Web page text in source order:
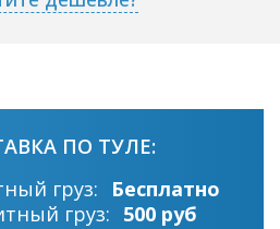
ПО ТУЛЕ:
груз:
Бесплатно
груз: 500 руб